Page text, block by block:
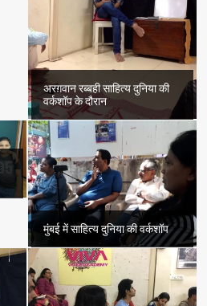
अरग़वान रब्बही साहित्य दुनिया की
वर्कशॉप के दौरान
मुंबई में साहित्य दुनिया की वर्कशॉप